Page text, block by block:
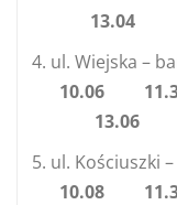
13.04
ul. Wiejska –
10.06
13.06
ul. Kościuszki –
10.08